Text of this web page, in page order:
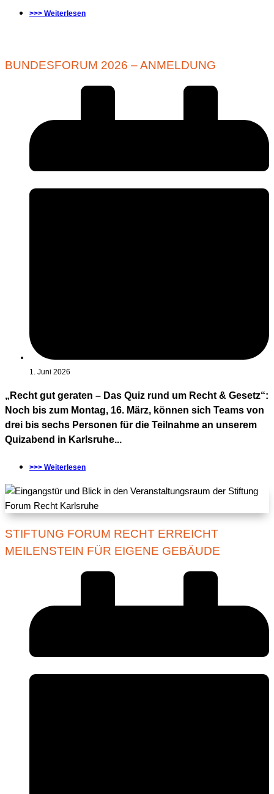
>>> Weiterlesen
BUNDESFORUM 2026 – ANMELDUNG
1. Juni 2026
„Recht gut geraten – Das Quiz rund um Recht & Gesetz“:
Noch bis zum Montag, 16. März, können sich Teams von
drei bis sechs Personen für die Teilnahme an unserem
Quizabend in Karlsruhe...
>>> Weiterlesen
STIFTUNG FORUM RECHT ERREICHT
MEILENSTEIN FÜR EIGENE GEBÄUDE